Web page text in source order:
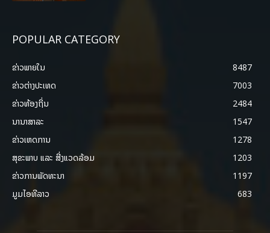
POPULAR CATEGORY
ຂ່າວພາຍ​ໃນ
8487
ຂ່າວຕ່າງປະເທດ
7003
ຂ່າວທ້ອງຖິ່ນ
2484
ນານາສາລະ
1547
ຂ່າວເຫດການ
1278
ສຸຂະພາບ ແລະ ສີ່ງແວດລ້ອມ
1203
ຂ່າວການພັດທະນາ
1197
ມູມໄອທີລາວ
683